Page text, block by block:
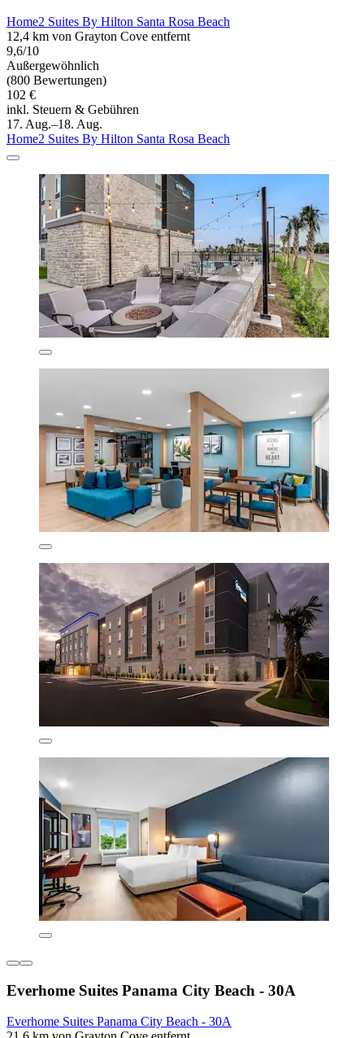
Home2 Suites By Hilton Santa Rosa Beach
12,4 km von Grayton Cove entfernt
9,6/10
Außergewöhnlich
(800 Bewertungen)
102 €
inkl. Steuern & Gebühren
17. Aug.–18. Aug.
Home2 Suites By Hilton Santa Rosa Beach
Everhome Suites Panama City Beach - 30A
Everhome Suites Panama City Beach - 30A